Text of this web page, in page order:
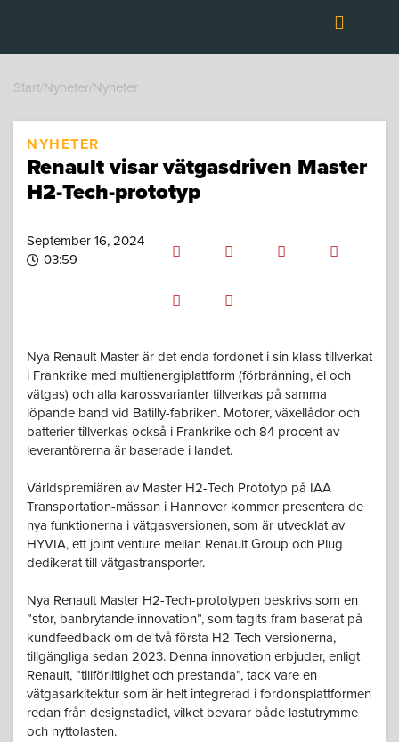
Start/Nyheter/Nyheter
NYHETER
Renault visar vätgasdriven Master
H2-Tech-prototyp
September 16, 2024
03:59
Nya Renault Master är det enda fordonet i sin klass tillverkat
i Frankrike med multienergiplattform (förbränning, el och
vätgas) och alla karossvarianter tillverkas på samma
löpande band vid Batilly-fabriken. Motorer, växellådor och
batterier tillverkas också i Frankrike och 84 procent av
leverantörerna är baserade i landet.
Världspremiären av Master H2-Tech Prototyp på IAA
Transportation-mässan i Hannover kommer presentera de
nya funktionerna i vätgasversionen, som är utvecklat av
HYVIA, ett joint venture mellan Renault Group och Plug
dedikerat till vätgastransporter.
Nya Renault Master H2-Tech-prototypen beskrivs som en
”stor, banbrytande innovation”, som tagits fram baserat på
kundfeedback om de två första H2-Tech-versionerna,
tillgängliga sedan 2023. Denna innovation erbjuder, enligt
Renault, ”tillförlitlighet och prestanda”, tack vare en
vätgasarkitektur som är helt integrerad i fordonsplattformen
redan från designstadiet, vilket bevarar både lastutrymme
och nyttolasten.